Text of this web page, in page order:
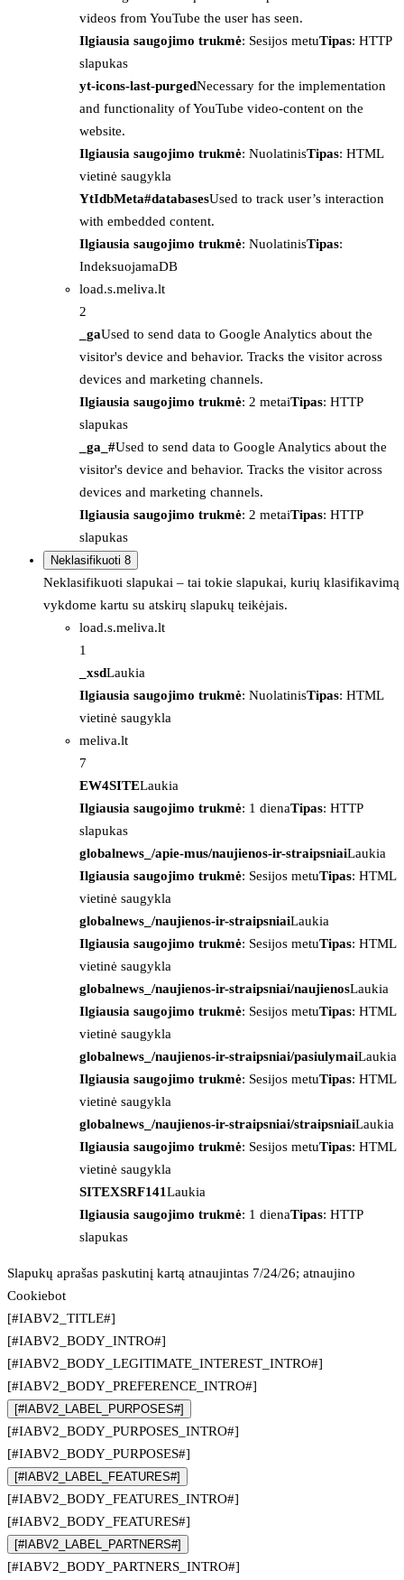
videos from YouTube the user has seen.
Ilgiausia saugojimo trukmė: Sesijos metuTipas: HTTP
slapukas
yt-icons-last-purgedNecessary for the implementation
and functionality of YouTube video-content on the
website.
Ilgiausia saugojimo trukmė: NuolatinisTipas: HTML
vietinė saugykla
YtIdbMeta#databasesUsed to track user’s interaction
with embedded content.
Ilgiausia saugojimo trukmė: NuolatinisTipas:
IndeksuojamaDB
load.s.meliva.lt
2
_gaUsed to send data to Google Analytics about the
visitor's device and behavior. Tracks the visitor across
devices and marketing channels.
Ilgiausia saugojimo trukmė: 2 metaiTipas: HTTP
slapukas
_ga_#Used to send data to Google Analytics about the
visitor's device and behavior. Tracks the visitor across
devices and marketing channels.
Ilgiausia saugojimo trukmė: 2 metaiTipas: HTTP
slapukas
Neklasifikuoti 8
Neklasifikuoti slapukai – tai tokie slapukai, kurių klasifikavimą
vykdome kartu su atskirų slapukų teikėjais.
load.s.meliva.lt
1
_xsdLaukia
Ilgiausia saugojimo trukmė: NuolatinisTipas: HTML
vietinė saugykla
meliva.lt
7
EW4SITELaukia
Ilgiausia saugojimo trukmė: 1 dienaTipas: HTTP
slapukas
globalnews_/apie-mus/naujienos-ir-straipsniaiLaukia
Ilgiausia saugojimo trukmė: Sesijos metuTipas: HTML
vietinė saugykla
globalnews_/naujienos-ir-straipsniaiLaukia
Ilgiausia saugojimo trukmė: Sesijos metuTipas: HTML
vietinė saugykla
globalnews_/naujienos-ir-straipsniai/naujienosLaukia
Ilgiausia saugojimo trukmė: Sesijos metuTipas: HTML
vietinė saugykla
globalnews_/naujienos-ir-straipsniai/pasiulymaiLaukia
Ilgiausia saugojimo trukmė: Sesijos metuTipas: HTML
vietinė saugykla
globalnews_/naujienos-ir-straipsniai/straipsniaiLaukia
Ilgiausia saugojimo trukmė: Sesijos metuTipas: HTML
vietinė saugykla
SITEXSRF141Laukia
Ilgiausia saugojimo trukmė: 1 dienaTipas: HTTP
slapukas
Slapukų aprašas paskutinį kartą atnaujintas 7/24/26; atnaujino
Cookiebot
[#IABV2_TITLE#]
[#IABV2_BODY_INTRO#]
[#IABV2_BODY_LEGITIMATE_INTEREST_INTRO#]
[#IABV2_BODY_PREFERENCE_INTRO#]
[#IABV2_LABEL_PURPOSES#]
[#IABV2_BODY_PURPOSES_INTRO#]
[#IABV2_BODY_PURPOSES#]
[#IABV2_LABEL_FEATURES#]
[#IABV2_BODY_FEATURES_INTRO#]
[#IABV2_BODY_FEATURES#]
[#IABV2_LABEL_PARTNERS#]
[#IABV2_BODY_PARTNERS_INTRO#]